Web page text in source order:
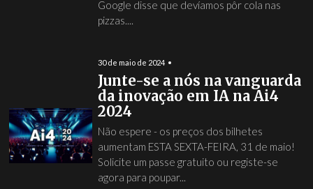
Google disse que devíamos pôr cola nas
pizzas....
30 de maio de 2024
Junte-se a nós na vanguarda
da inovação em IA na Ai4
2024
Não espere - os preços dos bilhetes
aumentam ESTA SEXTA-FEIRA, 31 de maio!
Solicite um passe gratuito ou registe-se
agora para poupar...